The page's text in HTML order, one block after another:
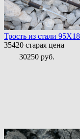
Трость из стали
35420 старая цена
30250 руб.